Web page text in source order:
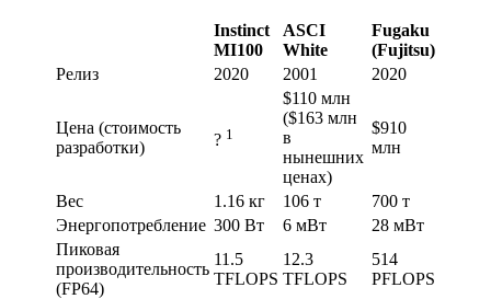
Instinct
MI100
ASCI
White
Fugaku
(Fujitsu)
Релиз
2020 2001 2020
Цена (стоимость
разработки)
? 1
$110 млн
($163 млн
в
нынешних
ценах)
$910
млн
Вес 1.16 кг 106 т
700 т
Энергопотребление 300 Вт 6 мВт
28 мВт
Пиковая
производительность
(FP64)
11.5
TFLOPS
12.3
TFLOPS
514
PFLOPS